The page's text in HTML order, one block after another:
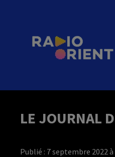
LE JOURNAL
Publié : 7 septembre 2022 à